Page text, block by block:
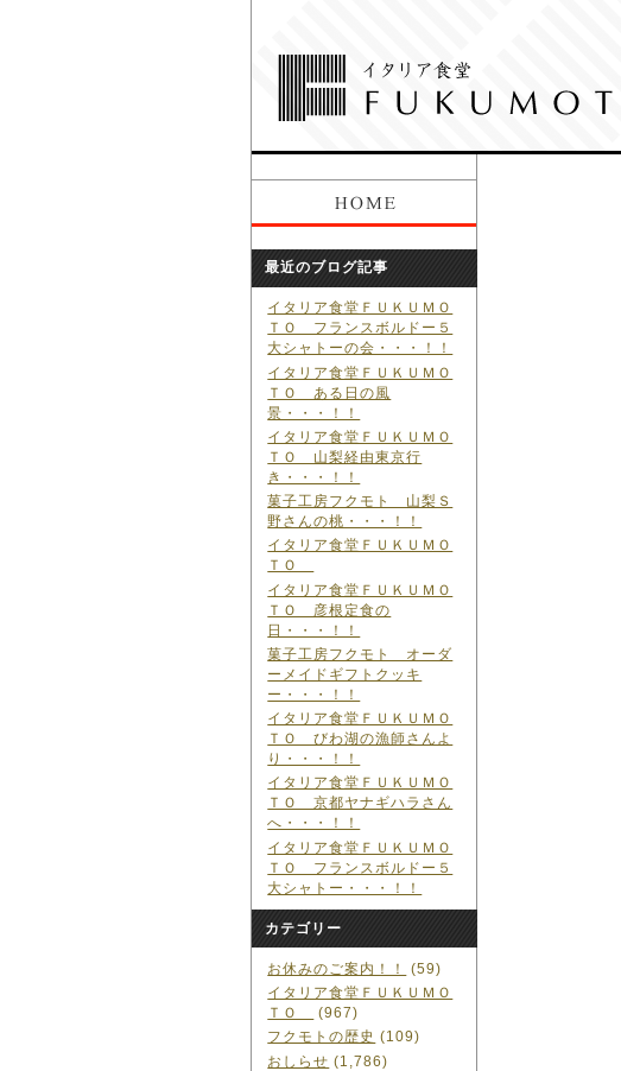
最近のブログ記事
イタリア食堂ＦＵＫＵＭＯ
ＴＯ フランスボルドー５
大シャトーの会・・・！！
イタリア食堂ＦＵＫＵＭＯ
ＴＯ ある日の風
景・・・！！
イタリア食堂ＦＵＫＵＭＯ
ＴＯ 山梨経由東京行
き・・・！！
菓子工房フクモト 山梨Ｓ
野さんの桃・・・！！
イタリア食堂ＦＵＫＵＭＯ
ＴＯ
イタリア食堂ＦＵＫＵＭＯ
ＴＯ 彦根定食の
日・・・！！
菓子工房フクモト オーダ
ーメイドギフトクッキ
ー・・・！！
イタリア食堂ＦＵＫＵＭＯ
ＴＯ びわ湖の漁師さんよ
り・・・！！
イタリア食堂ＦＵＫＵＭＯ
ＴＯ 京都ヤナギハラさん
へ・・・！！
イタリア食堂ＦＵＫＵＭＯ
ＴＯ フランスボルドー５
大シャトー・・・！！
カテゴリー
お休みのご案内！！
(59)
イタリア食堂ＦＵＫＵＭＯ
ＴＯ
(967)
フクモトの歴史 (109)
おしらせ (1,786)